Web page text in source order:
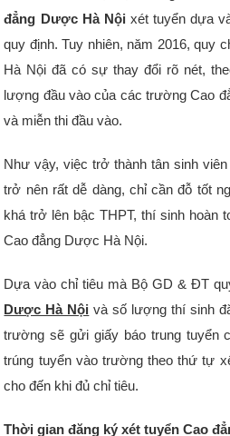
đẳng Dược Hà Nội xét tuyển dựa
quy định. Tuy nhiên, năm 2016, quy
Hà Nội đã có sự thay đổi rõ nét,
lượng đầu vào của các trường Cao
và miễn thi đầu vào.
Như vậy, việc trở thành tân sinh viên
trở nên rất dễ dàng, chỉ cần đỗ tốt
khá trở lên bậc THPT, thí sinh hoàn
Cao đẳng Dược Hà Nội.
Dựa vào chỉ tiêu mà Bộ GD & ĐT
Dược Hà Nội và số lượng thí sinh
trường sẽ gửi giấy báo trung tuyển
trúng tuyển vào trường theo thứ tự
cho đến khi đủ chỉ tiêu.
Thời gian đăng ký xét tuyển Cao